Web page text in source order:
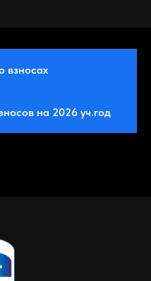
взносах
на 2026 уч.год